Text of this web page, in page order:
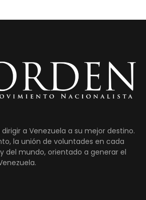
a Venezuela a su mejor destino.
la unión de voluntades en cada
del mundo, orientado a generar el